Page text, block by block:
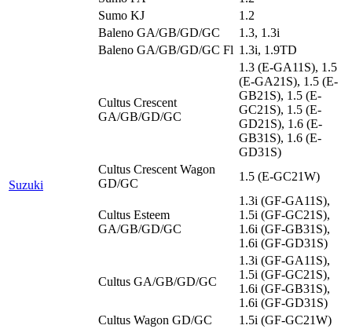
Sumo KJ
1.2
Suzuki
Baleno GA/GB/GD/GC
1.3, 1.3i
Baleno GA/GB/GD/GC Fl 1.3i, 1.9TD
Cultus Crescent
GA/GB/GD/GC
1.3 (E-GA11S), 1.5
(E-GA21S), 1.5 (E-
GB21S), 1.5 (E-
GC21S), 1.5 (E-
GD21S), 1.6 (E-
GB31S), 1.6 (E-
GD31S)
Cultus Crescent Wagon
GD/GC
1.5 (E-GC21W)
Cultus Esteem
GA/GB/GD/GC
1.3i (GF-GA11S),
1.5i (GF-GC21S),
1.6i (GF-GB31S),
1.6i (GF-GD31S)
Cultus GA/GB/GD/GC
1.3i (GF-GA11S),
1.5i (GF-GC21S),
1.6i (GF-GB31S),
1.6i (GF-GD31S)
Cultus Wagon GD/GC
1.5i (GF-GC21W)